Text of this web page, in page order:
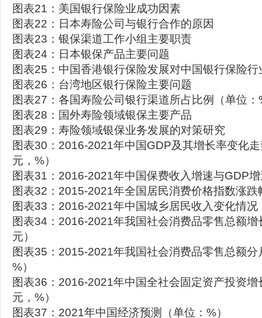
图表21：美国银行保险业成功因素
图表22：日本寿险公司与银行合作的原因
图表23：银保渠道工作小组主要职责
图表24：日本银保产品主要问题
图表25：中国香港银行保险发展对中国银行保险
图表26：台湾地区银行保险主要问题
图表27：各国寿险公司银行渠道所占比例（单位：
图表28：国外寿险领域银保主要产品
图表29：寿险领域银保业务发展的对策研究
图表30：2016-2021年中国GDP及其增长率变化
元，%）
图表31：2016-2021年中国保费收入增速与GDP
图表32：2015-2021年全国居民消费价格指数涨
图表33：2016-2021年中国城乡居民收入变化情况
图表34：2016-2021年我国社会消费品零售总额增
元）
图表35：2015-2021年我国社会消费品零售总额
%）
图表36：2016-2021年中国全社会固定资产投资
元，%）
图表37：2021年中国经济预测（单位：%）